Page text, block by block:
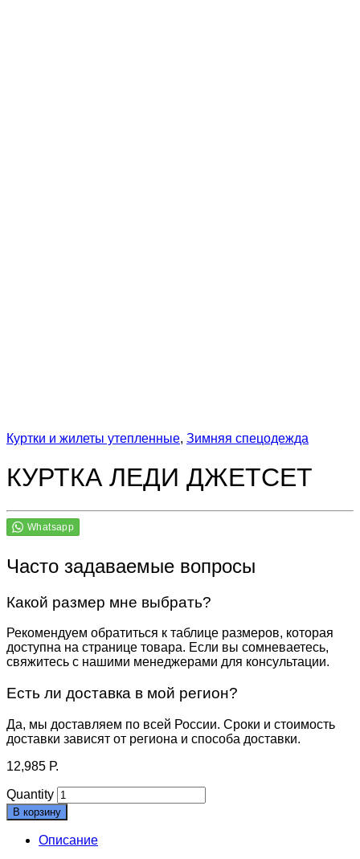
Куртки и жилеты утепленные, Зимняя спецодежда
КУРТКА ЛЕДИ ДЖЕТСЕТ
Часто задаваемые вопросы
Какой размер мне выбрать?
Рекомендуем обратиться к таблице размеров, которая
доступна на странице товара. Если вы сомневаетесь,
свяжитесь с нашими менеджерами для консультации.
Есть ли доставка в мой регион?
Да, мы доставляем по всей России. Сроки и стоимость
доставки зависят от региона и способа доставки.
12,985 Р.
Quantity
В корзину
Описание